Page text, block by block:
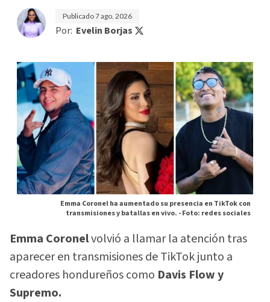
Publicado7 ago. 2026
Por: Evelin Borjas
Emma Coronel ha aumentado su presencia en TikTok con
transmisiones y batallas en vivo. -Foto: redes sociales
Emma Coronelvolvió a llamar la atención tras
aparecer en transmisiones de TikTok junto a
creadores hondureños como Davis Flow y
Supremo.